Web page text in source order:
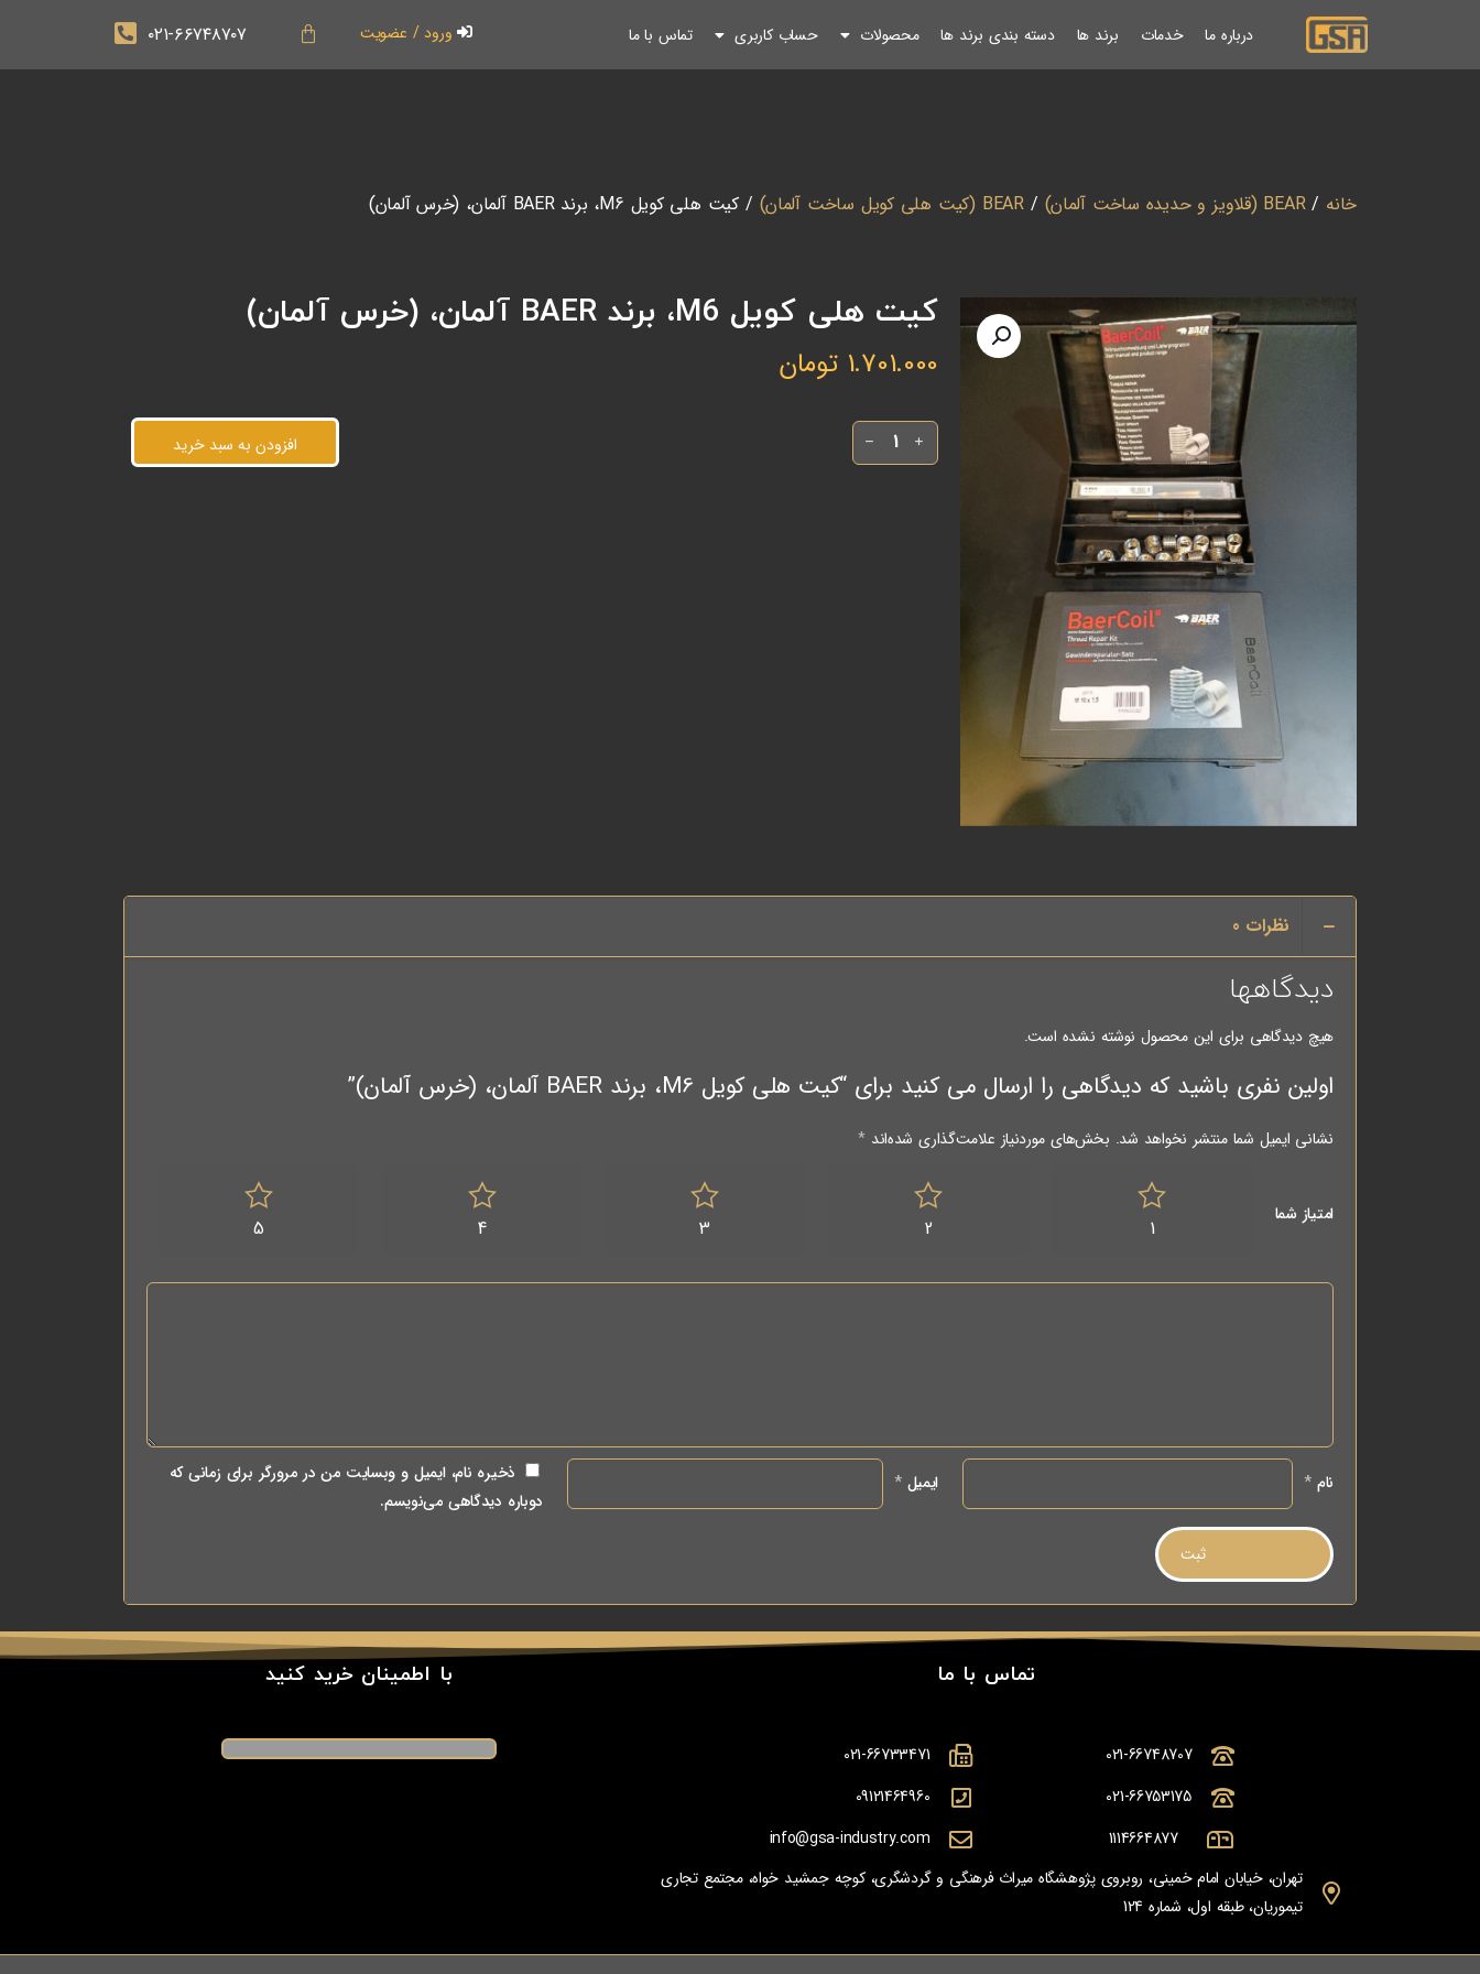
درباره ما خدمات برند ها دسته بندی برند ها محصولات حساب کاربری تماس با ما ورود / عضویت ۰۲۱-۶۶۷۴۸۷۰۷
خانه /BEAR (قلاویز و حدیده ساخت آلمان) /BEAR (کیت هلی کویل ساخت آلمان) / کیت هلی کویل M6، برند BAER آلمان، (خرس آلمان)
کیت هلی کویل M6، برند BAER آلمان، (خرس آلمان)
1.701.000 تومان
افزودن به سبد خرید
نظرات 0
دیدگاهها
هیچ دیدگاهی برای این محصول نوشته نشده است.
اولین نفری باشید که دیدگاهی را ارسال می کنید برای “کیت هلی کویل M6، برند BAER آلمان، (خرس آلمان)”
نشانی ایمیل شما منتشر نخواهد شد. بخش‌های موردنیاز علامت‌گذاری شده‌اند *
امتیاز شما
1
2
3
4
5
نام* ایمیل*
ذخیره نام، ایمیل و وبسایت من در مرورگر برای زمانی که
دوباره دیدگاهی می‌نویسم.
تماس با ما
021-66748707
021-66753175
1114664877
021-66733471
09121464960
info@gsa-industry.com
تهران، خیابان امام خمینی، روبروی پژوهشگاه میراث فرهنگی و گردشگری، کوچه جمشید خواه، مجتمع تجاری
تیموریان، طبقه اول، شماره 124
با اطمینان خرید کنید